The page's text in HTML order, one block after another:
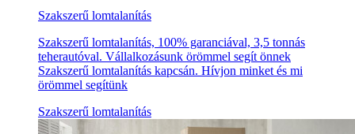
Szakszerű lomtalanítás
Szakszerű lomtalanítás, 100% garanciával, 3,5 tonnás
teherautóval. Vállalkozásunk örömmel segít önnek
Szakszerű lomtalanítás kapcsán. Hívjon minket és mi
örömmel segítünk
Szakszerű lomtalanítás